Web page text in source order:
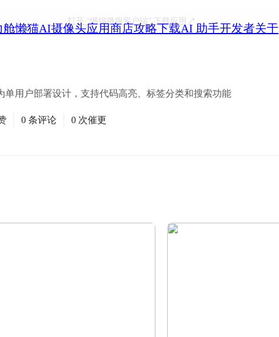
舱懒猫AI摄像头应用商店攻略下载AI 助手开发者关于
打开 “懒猫微服客户端”下载应用
单用户部署设计，支持代码高亮、标签分类和搜索功能
0 条评论 0 次催更